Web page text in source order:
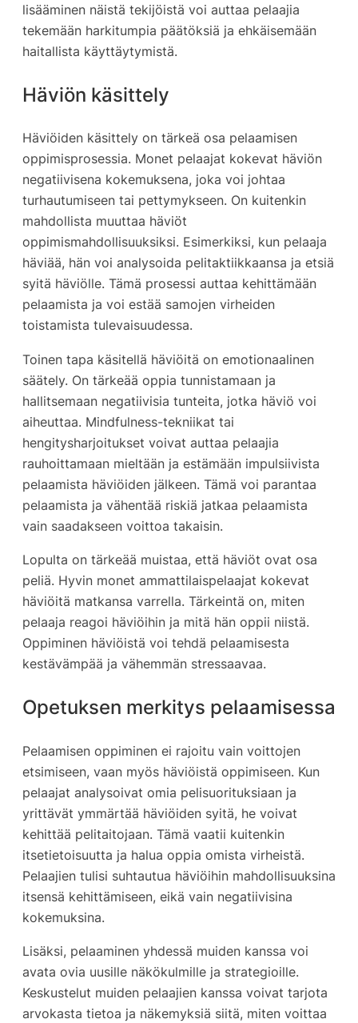
lisääminen näistä tekijöistä voi auttaa pelaajia
tekemään harkitumpia päätöksiä ja ehkäisemään
haitallista käyttäytymistä.
Häviön käsittely
Häviöiden käsittely on tärkeä osa pelaamisen
oppimisprosessia. Monet pelaajat kokevat häviön
negatiivisena kokemuksena, joka voi johtaa
turhautumiseen tai pettymykseen. On kuitenkin
mahdollista muuttaa häviöt
oppimismahdollisuuksiksi. Esimerkiksi, kun pelaaja
häviää, hän voi analysoida pelitaktiikkaansa ja etsiä
syitä häviölle. Tämä prosessi auttaa kehittämään
pelaamista ja voi estää samojen virheiden
toistamista tulevaisuudessa.
Toinen tapa käsitellä häviöitä on emotionaalinen
säätely. On tärkeää oppia tunnistamaan ja
hallitsemaan negatiivisia tunteita, jotka häviö voi
aiheuttaa. Mindfulness-tekniikat tai
hengitysharjoitukset voivat auttaa pelaajia
rauhoittamaan mieltään ja estämään impulsiivista
pelaamista häviöiden jälkeen. Tämä voi parantaa
pelaamista ja vähentää riskiä jatkaa pelaamista
vain saadakseen voittoa takaisin.
Lopulta on tärkeää muistaa, että häviöt ovat osa
peliä. Hyvin monet ammattilaispelaajat kokevat
häviöitä matkansa varrella. Tärkeintä on, miten
pelaaja reagoi häviöihin ja mitä hän oppii niistä.
Oppiminen häviöistä voi tehdä pelaamisesta
kestävämpää ja vähemmän stressaavaa.
Opetuksen merkitys pelaamisessa
Pelaamisen oppiminen ei rajoitu vain voittojen
etsimiseen, vaan myös häviöistä oppimiseen. Kun
pelaajat analysoivat omia pelisuorituksiaan ja
yrittävät ymmärtää häviöiden syitä, he voivat
kehittää pelitaitojaan. Tämä vaatii kuitenkin
itsetietoisuutta ja halua oppia omista virheistä.
Pelaajien tulisi suhtautua häviöihin mahdollisuuksina
itsensä kehittämiseen, eikä vain negatiivisina
kokemuksina.
Lisäksi, pelaaminen yhdessä muiden kanssa voi
avata ovia uusille näkökulmille ja strategioille.
Keskustelut muiden pelaajien kanssa voivat tarjota
arvokasta tietoa ja näkemyksiä siitä, miten voittaa